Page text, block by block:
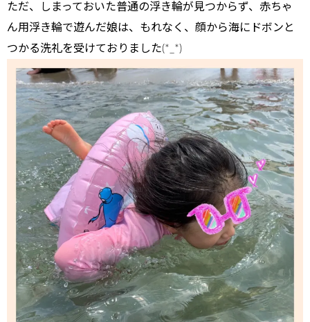
ただ、しまっておいた普通の浮き輪が見つからず、赤ちゃ
ん用浮き輪で遊んだ娘は、もれなく、顔から海にドボンと
つかる洗礼を受けておりました(*_*)